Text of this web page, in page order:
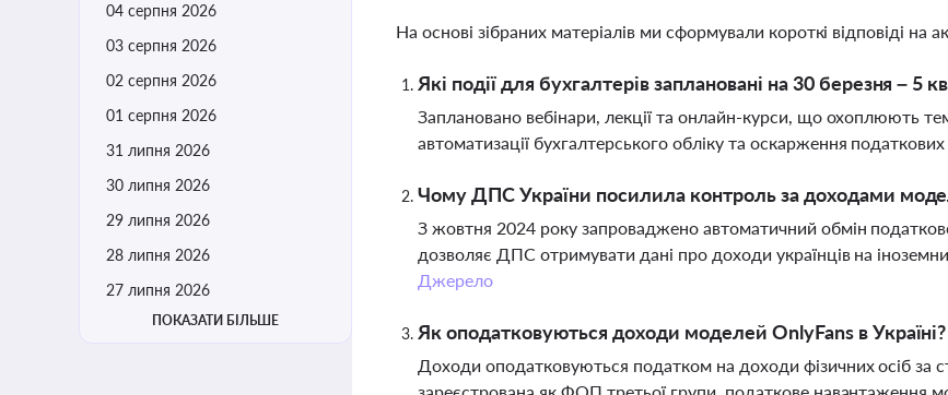
04 серпня 2026
03 серпня 2026
02 серпня 2026
01 серпня 2026
31 липня 2026
30 липня 2026
29 липня 2026
28 липня 2026
27 липня 2026
ПОКАЗАТИ БІЛЬШЕ
На основі зібраних матеріалів ми сформували короткі відповіді на
Які події для бухгалтерів заплановані на 30 березня – 5
Заплановано вебінари, лекції та онлайн-курси, що охоплюють
автоматизації бухгалтерського обліку та оскарження
Чому ДПС України посилила контроль за доходами
З жовтня 2024 року запроваджено автоматичний обмін
дозволяє ДПС отримувати дані про доходи українців на
Джерело
Як оподатковуються доходи моделей OnlyFans в Україні?
Доходи оподатковуються податком на доходи фізичних осіб